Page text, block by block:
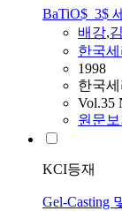
BaTiO$_3$
배강,
한국
1998
한국세
Vol.35
원문보
KCI등재
Gel-Casting